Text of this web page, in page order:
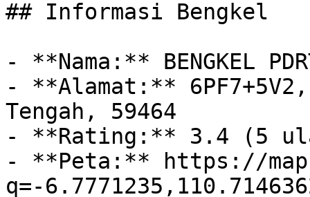
## Informasi Bengkel
- **Nama:** BENGKEL
- **Alamat:**
Tengah, 59464
- **Rating:** 3.4 (5
- **Peta:** https://